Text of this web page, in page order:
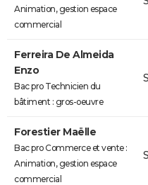
Animation, gestion espace
commercial
Ferreira De Almeida
Enzo
Bac pro Technicien du
bâtiment : gros-oeuvre
Forestier Maëlle
Bac pro Commerce et vente :
Animation, gestion espace
commercial